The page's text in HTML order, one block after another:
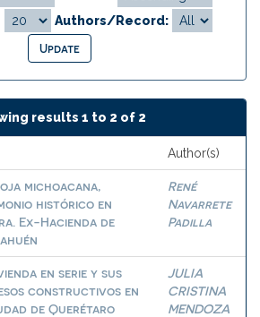
Authors/Record:
results 1 to 2 of 2
Author(s)
michoacana,
histórico en
Ex-Hacienda de
René
Navarrete
Padilla
en serie y sus
constructivos en
de Querétaro
JULIA
CRISTINA
MENDOZA